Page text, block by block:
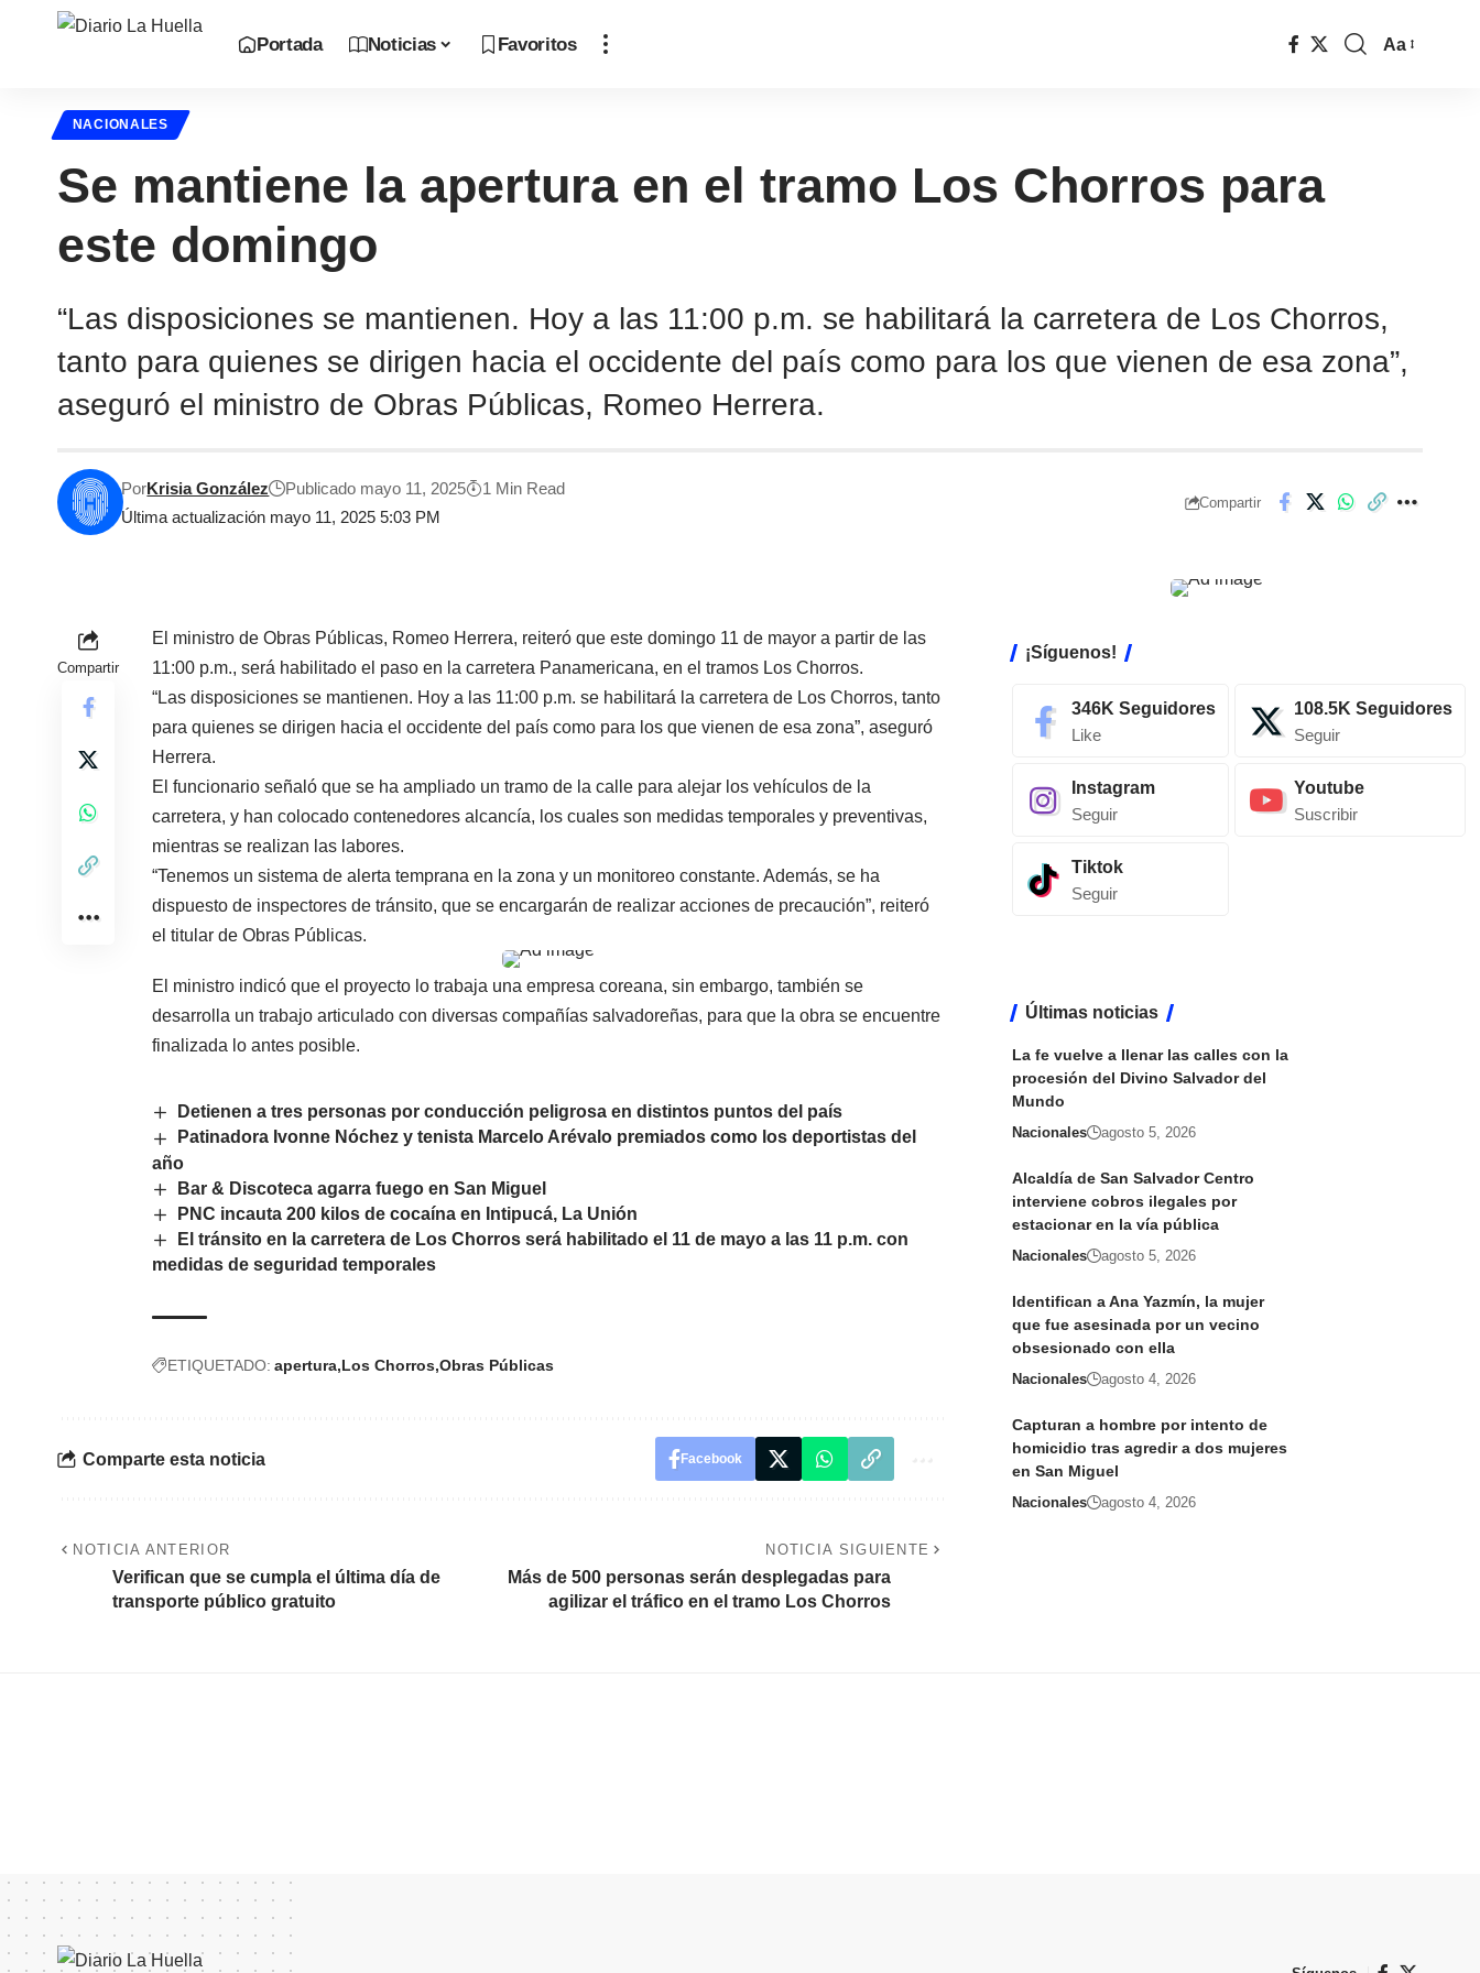
Portada Noticias Favoritos Aa
NACIONALES
Se mantiene la apertura en el tramo Los Chorros para
este domingo
“Las disposiciones se mantienen. Hoy a las 11:00 p.m. se habilitará la carretera de Los Chorros,
tanto para quienes se dirigen hacia el occidente del país como para los que vienen de esa zona”,
aseguró el ministro de Obras Públicas, Romeo Herrera.
Última actualización mayo 11, 2025 5:03 PM
PorKrisia González Publicado mayo 11, 2025 1 Min Read
Compartir
Compartir
El ministro de Obras Públicas, Romeo Herrera, reiteró que este domingo 11 de mayor a partir de las
11:00 p.m., será habilitado el paso en la carretera Panamericana, en el tramos Los Chorros.
“Las disposiciones se mantienen. Hoy a las 11:00 p.m. se habilitará la carretera de Los Chorros, tanto
para quienes se dirigen hacia el occidente del país como para los que vienen de esa zona”, aseguró
Herrera.
El funcionario señaló que se ha ampliado un tramo de la calle para alejar los vehículos de la
carretera, y han colocado contenedores alcancía, los cuales son medidas temporales y preventivas,
mientras se realizan las labores.
“Tenemos un sistema de alerta temprana en la zona y un monitoreo constante. Además, se ha
dispuesto de inspectores de tránsito, que se encargarán de realizar acciones de precaución”, reiteró
el titular de Obras Públicas.
El ministro indicó que el proyecto lo trabaja una empresa coreana, sin embargo, también se
desarrolla un trabajo articulado con diversas compañías salvadoreñas, para que la obra se encuentre
finalizada lo antes posible.
Detienen a tres personas por conducción peligrosa en distintos puntos del país
Patinadora Ivonne Nóchez y tenista Marcelo Arévalo premiados como los deportistas del
año
Bar & Discoteca agarra fuego en San Miguel
PNC incauta 200 kilos de cocaína en Intipucá, La Unión
El tránsito en la carretera de Los Chorros será habilitado el 11 de mayo a las 11 p.m. con
medidas de seguridad temporales
ETIQUETADO: apertura Los Chorros Obras Públicas
Comparte esta noticia Facebook
NOTICIA ANTERIOR
Verifican que se cumpla el última día de
transporte público gratuito
NOTICIA SIGUIENTE
Más de 500 personas serán desplegadas para
agilizar el tráfico en el tramo Los Chorros
¡Síguenos!
346K Seguidores
Like
108.5K Seguidores
Seguir
Instagram
Seguir
Youtube
Suscribir
Tiktok
Seguir
Últimas noticias
La fe vuelve a llenar las calles con la
procesión del Divino Salvador del
Mundo
Nacionales agosto 5, 2026
Alcaldía de San Salvador Centro
interviene cobros ilegales por
estacionar en la vía pública
Nacionales agosto 5, 2026
Identifican a Ana Yazmín, la mujer
que fue asesinada por un vecino
obsesionado con ella
Nacionales agosto 4, 2026
Capturan a hombre por intento de
homicidio tras agredir a dos mujeres
en San Miguel
Nacionales agosto 4, 2026